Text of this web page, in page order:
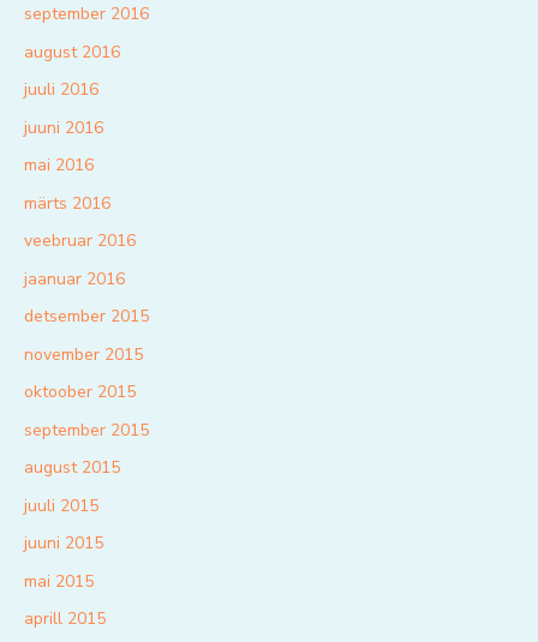
september 2016
august 2016
juuli 2016
juuni 2016
mai 2016
märts 2016
veebruar 2016
jaanuar 2016
detsember 2015
november 2015
oktoober 2015
september 2015
august 2015
juuli 2015
juuni 2015
mai 2015
aprill 2015